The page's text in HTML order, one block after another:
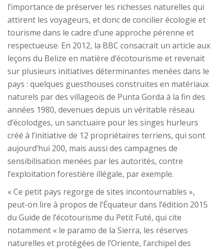
l’importance de préserver les richesses naturelles qui
attirent les voyageurs, et donc de concilier écologie et
tourisme dans le cadre d’une approche pérenne et
respectueuse. En 2012, la BBC consacrait un article aux
leçons du Belize en matière d’écotourisme et revenait
sur plusieurs initiatives déterminantes menées dans le
pays : quelques guesthouses construites en matériaux
naturels par des villageois de Punta Gorda à la fin des
années 1980, devenues depuis un véritable réseau
d’écolodges, un sanctuaire pour les singes hurleurs
créé à l’initiative de 12 propriétaires terriens, qui sont
aujourd’hui 200, mais aussi des campagnes de
sensibilisation menées par les autorités, contre
l’exploitation forestière illégale, par exemple.
« Ce petit pays regorge de sites incontournables »,
peut-on lire à propos de l’Équateur dans l’édition 2015
du Guide de l’écotourisme du Petit Futé, qui cite
notamment « le paramo de la Sierra, les réserves
naturelles et protégées de l’Oriente, l’archipel des